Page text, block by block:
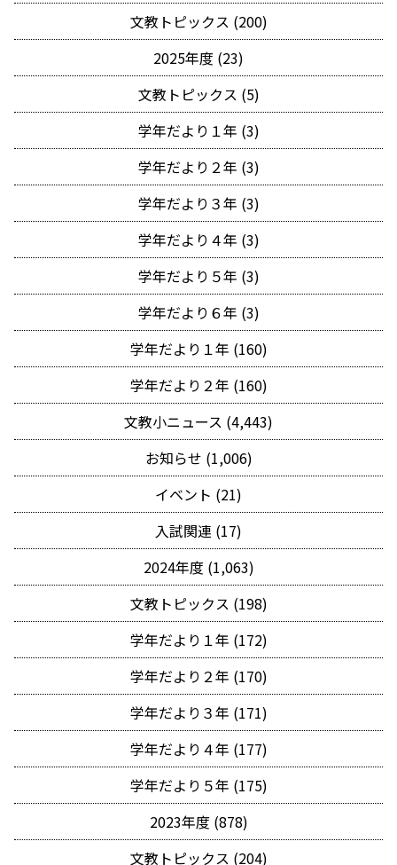
文教トピックス (200)
2025年度 (23)
文教トピックス (5)
学年だより１年 (3)
学年だより２年 (3)
学年だより３年 (3)
学年だより４年 (3)
学年だより５年 (3)
学年だより６年 (3)
学年だより１年 (160)
学年だより２年 (160)
文教小ニュース (4,443)
お知らせ (1,006)
イベント (21)
入試関連 (17)
2024年度 (1,063)
文教トピックス (198)
学年だより１年 (172)
学年だより２年 (170)
学年だより３年 (171)
学年だより４年 (177)
学年だより５年 (175)
2023年度 (878)
文教トピックス (204)